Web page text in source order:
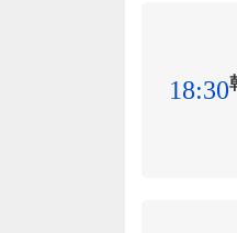
18:30